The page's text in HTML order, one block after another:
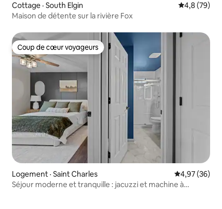
Cottage · South Elgin Note
4,8 (79)
Maison de détente sur la rivière Fox
Coup de cœur voyageurs
Coup de cœur voyageurs
Logement · Saint Charles Note
4,97 (36)
Séjour moderne et tranquille : jacuzzi et machine à